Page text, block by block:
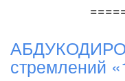
стремлений